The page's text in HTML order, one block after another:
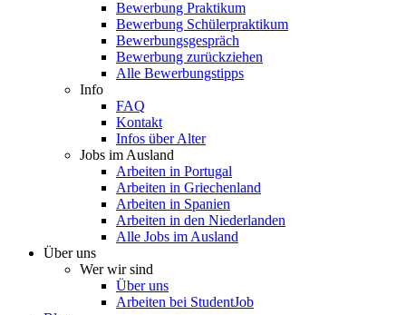
Bewerbung Praktikum
Bewerbung Schülerpraktikum
Bewerbungsgespräch
Bewerbung zurückziehen
Alle Bewerbungstipps
Info
FAQ
Kontakt
Infos über Alter
Jobs im Ausland
Arbeiten in Portugal
Arbeiten in Griechenland
Arbeiten in Spanien
Arbeiten in den Niederlanden
Alle Jobs im Ausland
Über uns
Wer wir sind
Über uns
Arbeiten bei StudentJob